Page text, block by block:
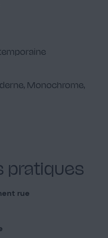
Monochrome,
pratiques
rue